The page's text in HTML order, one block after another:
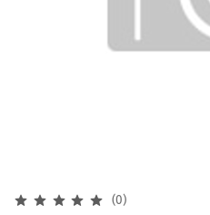
(0)